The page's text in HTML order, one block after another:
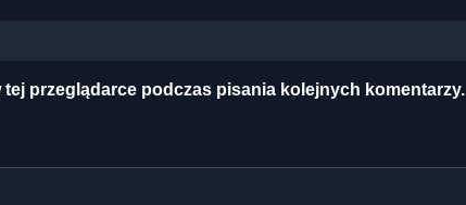
tej przeglądarce podczas pisania kolejnych komentarzy.